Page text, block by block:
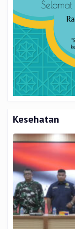
Kesehatan